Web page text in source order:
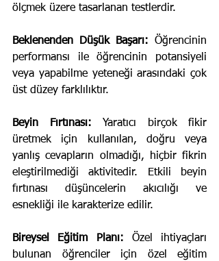
ölçmek üzere tasarlanan testlerdir.
Beklenenden Düşük Başarı: Öğrencinin
performansı ile öğrencinin potansiyeli
veya yapabilme yeteneği arasındaki çok
üst düzey farklılıktır.
Beyin Fırtınası: Yaratıcı birçok fikir
üretmek için kullanılan, doğru veya
yanlış cevapların olmadığı, hiçbir fikrin
eleştirilmediği aktivitedir. Etkili beyin
fırtınası düşüncelerin akıcılığı ve
esnekliği ile karakterize edilir.
Bireysel Eğitim Planı: Özel ihtiyaçları
bulunan öğrenciler için özel eğitim